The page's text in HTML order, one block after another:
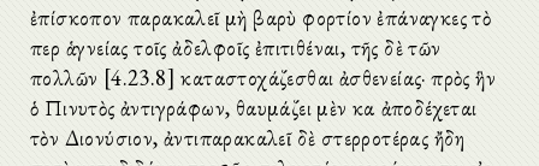
ἐπίσκοπον παρακαλεῖ μὴ βαρὺ φορτίον ἐπάναγκες τὸ
περὶ ἁγνείας τοῖς ἀδελφοῖς ἐπιτιθέναι, τῆς δὲ τῶν
πολλῶν [4.23.8] καταστοχάζεσθαι ἀσθενείας· πρὸς ἣν
ὁ Πινυτὸς ἀντιγράφων, θαυμάζει μὲν καὶ ἀποδέχεται
τὸν Διονύσιον, ἀντιπαρακαλεῖ δὲ στερροτέρας ἤδη